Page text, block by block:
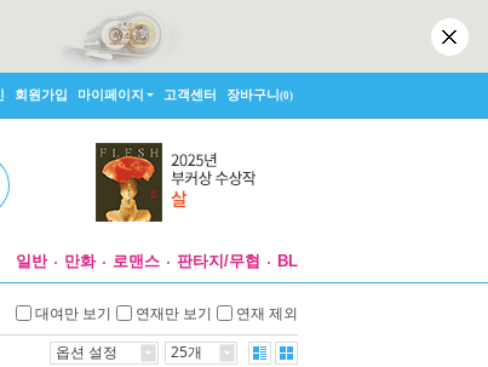
회원가입 마이페이지 고객센터 장바구니(0)
일반 만화 로맨스 판타지/무협 BL
대여만 보기 연재만 보기 연재 제외
옵션 설정 25개